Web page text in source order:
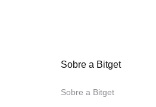
Sobre a Bitget
Sobre a Bitget